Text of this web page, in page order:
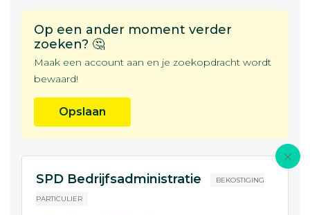
Op een ander moment verder
zoeken? 🤔
Maak een account aan en je zoekopdracht wordt
bewaard!
Opslaan
SPD Bedrijfsadministratie BEKOSTIGING
PARTICULIER